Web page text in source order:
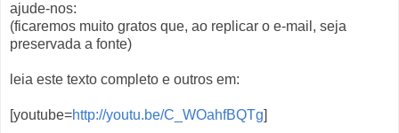
ajude-nos:
(ficaremos muito gratos que, ao replicar o e-mail, seja
preservada a fonte)
leia este texto completo e outros em:
[youtube=http://youtu.be/C_WOahfBQTg]